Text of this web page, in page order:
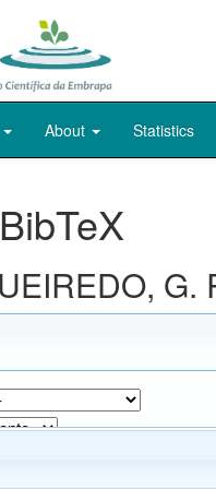
About Statistics
G.